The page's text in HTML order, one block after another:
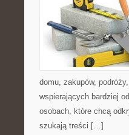
domu, zakupów,
wspierających bardziej
osobach, które chcą
szukają treści […]